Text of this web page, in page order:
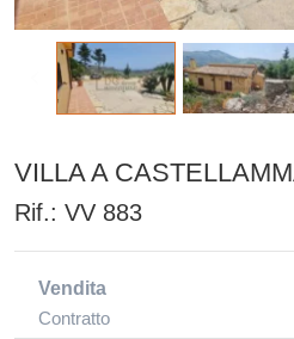
VILLA A
Rif.: VV 883
Vendita
Contratto